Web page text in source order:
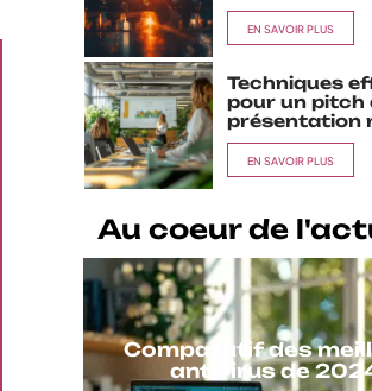
EN SAVOIR PLUS
Techniques
pour un pitch
présentation
EN SAVOIR PLUS
Au coeur de
Comparatif des
antivirus de